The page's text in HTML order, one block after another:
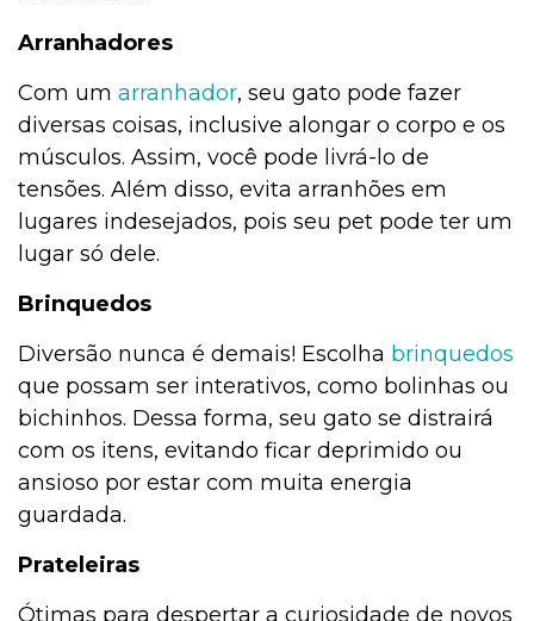
Arranhadores
Com um arranhador, seu gato pode fazer
diversas coisas, inclusive alongar o corpo e os
músculos. Assim, você pode livrá-lo de
tensões. Além disso, evita arranhões em
lugares indesejados, pois seu pet pode ter um
lugar só dele.
Brinquedos
Diversão nunca é demais! Escolha brinquedos
que possam ser interativos, como bolinhas ou
bichinhos. Dessa forma, seu gato se distrairá
com os itens, evitando ficar deprimido ou
ansioso por estar com muita energia
guardada.
Prateleiras
Ótimas para despertar a curiosidade de novos